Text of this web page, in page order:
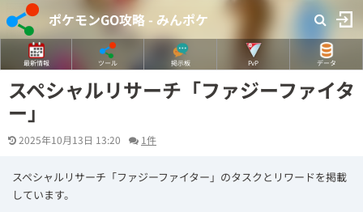
ポケモンGO攻略 - みんポケ
最新情報 ツール 掲示板 PvP データ
スペシャルリサーチ「ファジーファイタ
ー」
2025年10月13日 13:20 1件
スペシャルリサーチ「ファジーファイター」のタスクとリワードを掲載
しています。